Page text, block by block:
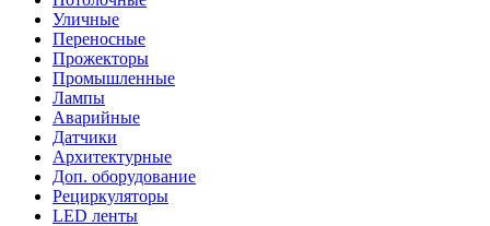
Уличные
Переносные
Прожекторы
Промышленные
Лампы
Аварийные
Датчики
Архитектурные
Доп. оборудование
Рециркуляторы
LED ленты